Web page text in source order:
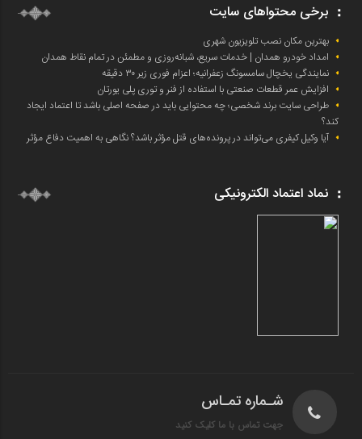
برخی محتواهای سایت
بهترین مکان نصب تلویزیون شهری
امداد خودرو همدان | خدمات سریع، شبانه‌روزی و مطمئن در تمام نقاط همدان
نمایندگی یخچال سامسونگ زعفرانیه؛ اعزام فوری زیر ۳۰ دقیقه
افزایش عمر قطعات صنعتی با استفاده از فنر و توری پلی یورتان
طراحی سایت برند شخصی؛ چه محتوایی باید در صفحه اصلی باشد تا اعتماد ایجاد
کند؟
آیا وکیل کیفری می‌تواند در پرونده‌های قتل مؤثر باشد؟ نگاهی به اهمیت دفاع مؤثر
نماد اعتماد الکترونیکی
شـماره تمـاس
جهت تماس با ما کلیک کنید